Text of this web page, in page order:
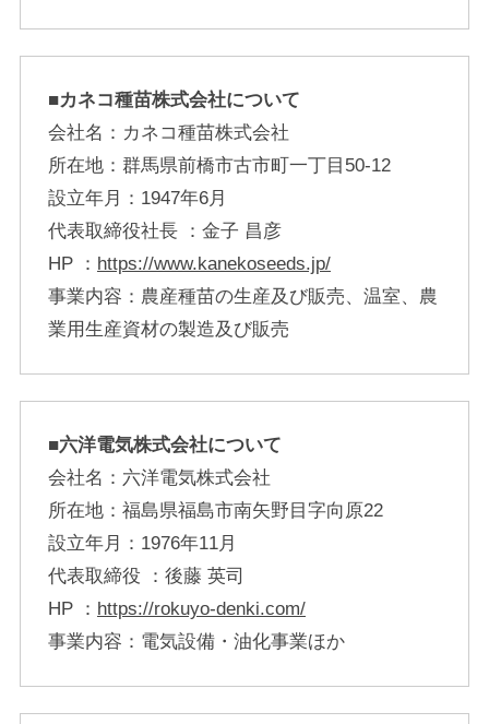
■カネコ種苗株式会社について
会社名：カネコ種苗株式会社
所在地：群馬県前橋市古市町一丁目50-12
設立年月：1947年6月
代表取締役社長 ：金子 昌彦
HP ： https://www.kanekoseeds.jp/
事業内容：農産種苗の生産及び販売、温室、農
業用生産資材の製造及び販売
■六洋電気株式会社について
会社名：六洋電気株式会社
所在地：福島県福島市南矢野目字向原22
設立年月：1976年11月
代表取締役 ：後藤 英司
HP ： https://rokuyo-denki.com/
事業内容：電気設備・油化事業ほか